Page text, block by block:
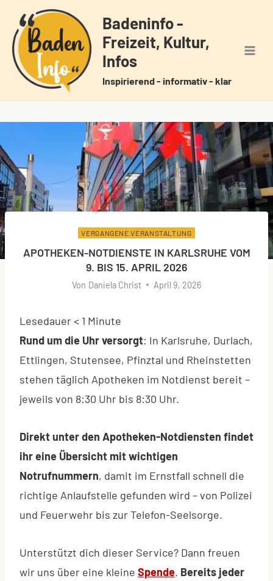
Inhalt
springen
Badeninfo -
Freizeit, Kultur,
Infos
Inspirierend - informativ - klar
VERGANGENE VERANSTALTUNG
APOTHEKEN-NOTDIENSTE IN KARLSRUHE VOM
9. BIS 15. APRIL 2026
Von Daniela Christ April 9, 2026
Lesedauer< 1 Minute
Rund um die Uhr versorgt: In Karlsruhe, Durlach,
Ettlingen, Stutensee, Pfinztal und Rheinstetten
stehen täglich Apotheken im Notdienst bereit –
jeweils von 8:30 Uhr bis 8:30 Uhr.
Direkt unter den Apotheken-Notdiensten findet
ihr eine Übersicht mit wichtigen
Notrufnummern, damit im Ernstfall schnell die
richtige Anlaufstelle gefunden wird – von Polizei
und Feuerwehr bis zur Telefon-Seelsorge.
Unterstützt dich dieser Service? Dann freuen
wir uns über eine kleine Spende. Bereits jeder